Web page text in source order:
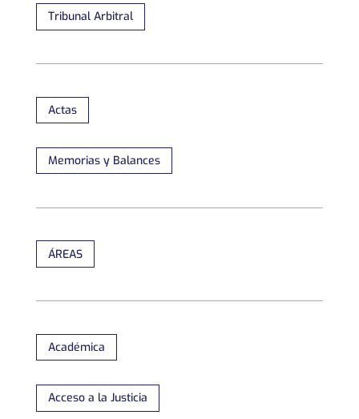
Tribunal Arbitral
Actas
Memorias y Balances
ÁREAS
Académica
Acceso a la Justicia